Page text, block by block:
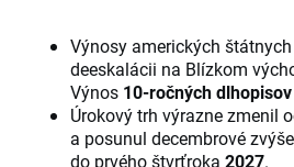
Výnosy amerických
deeskalácii na Blízkom
Výnos 10-ročných dlhopisov
Úrokový trh výrazne zmenil
a posunul decembrové
do prvého štvrťroka 2027.